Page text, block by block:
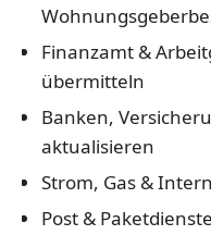
Finanzamt &
übermitteln
Banken,
aktualisieren
Strom, Gas &
Post &